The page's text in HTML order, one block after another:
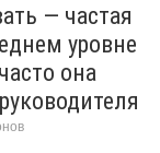
— частая
уровне
она